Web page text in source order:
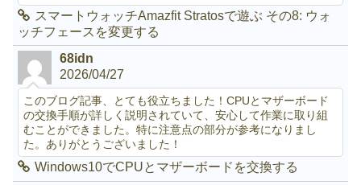
スマートウォッチAmazfit Stratosで遊ぶ その8: ウォ
ッチフェースを変更する
68idn
2026/04/27
このブログ記事、とても役立ちました！CPUとマザーボード
の交換手順が詳しく説明されていて、安心して作業に取り組
むことができました。特に注意点の部分が参考になりまし
た。ありがとうございました！
Windows10でCPUとマザーボードを交換する